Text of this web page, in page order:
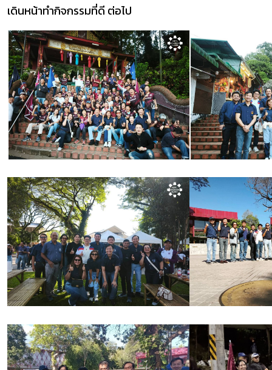
เดินหน้าทำกิจกรรมที่ดี ต่อไป